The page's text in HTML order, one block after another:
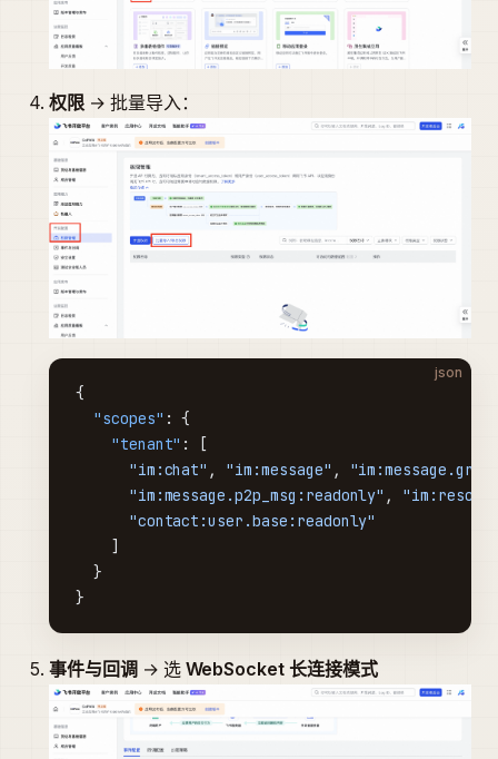
权限→ 批量导入：
json
{
  "scopes"
: {
    "tenant"
: [
      "im:chat"
, "im:message" ,
      "im:message.p2p_msg:readonly"
,
      "contact:user.base:readonly"
    ]
  }
}
事件与回调→ 选 WebSocket 长连接模式